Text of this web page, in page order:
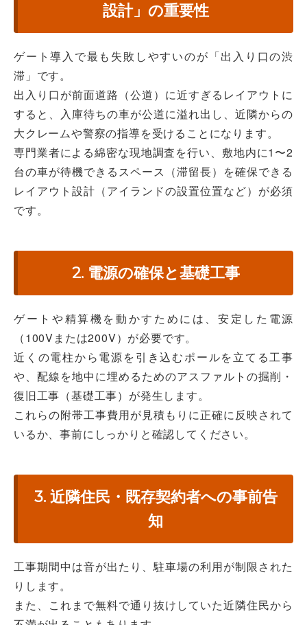
設計」の重要性
ゲート導入で最も失敗しやすいのが「出入り口の渋
滞」です。
出入り口が前面道路（公道）に近すぎるレイアウトに
すると、入庫待ちの車が公道に溢れ出し、近隣からの
大クレームや警察の指導を受けることになります。
専門業者による綿密な現地調査を行い、敷地内に1〜2
台の車が待機できるスペース（滞留長）を確保できる
レイアウト設計（アイランドの設置位置など）が必須
です。
2. 電源の確保と基礎工事
ゲートや精算機を動かすためには、安定した電源
（100Vまたは200V）が必要です。
近くの電柱から電源を引き込むポールを立てる工事
や、配線を地中に埋めるためのアスファルトの掘削・
復旧工事（基礎工事）が発生します。
これらの附帯工事費用が見積もりに正確に反映されて
いるか、事前にしっかりと確認してください。
3. 近隣住民・既存契約者への事前告
知
工事期間中は音が出たり、駐車場の利用が制限された
りします。
また、これまで無料で通り抜けしていた近隣住民から